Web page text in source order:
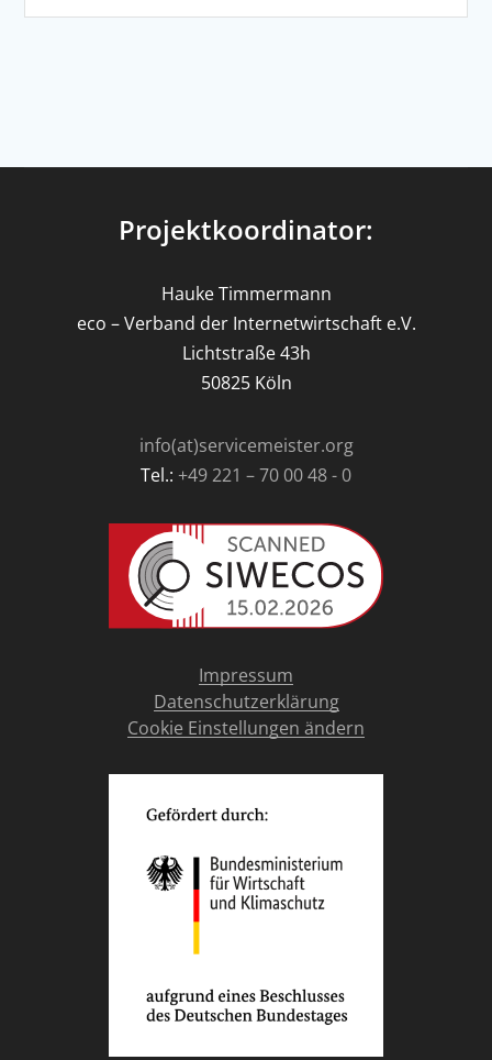
Projektkoordinator:
Hauke Timmermann
eco – Verband der Internetwirtschaft e.V.
Lichtstraße 43h
50825 Köln
info(at)servicemeister.org
Tel.: +49 221 – 70 00 48 - 0
Impressum
Datenschutzerklärung
Cookie Einstellungen ändern